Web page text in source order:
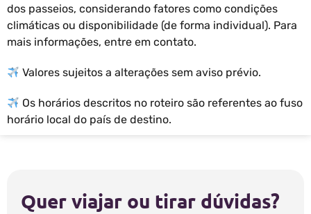
dos passeios, considerando fatores como condições
climáticas ou disponibilidade (de forma individual). Para
mais informações, entre em contato.
Valores sujeitos a alterações sem aviso prévio.
Os horários descritos no roteiro são referentes ao fuso
horário local do país de destino.
Quer viajar ou tirar dúvidas?